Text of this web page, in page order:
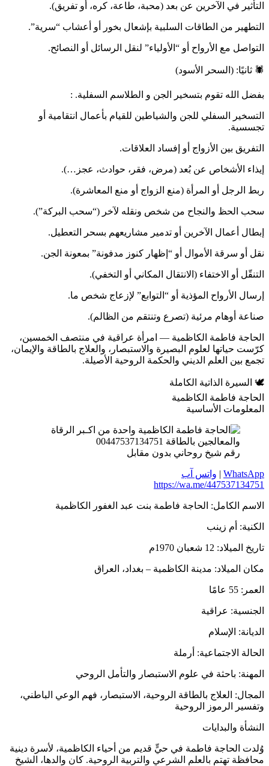
التأثير في الآخرين عن بعد (محبة، طاعة، كره، أو تفريق).
التطهير من الطاقات السلبية بإشعال بخور أو أعشاب “سرية”.
التواصل مع الأرواح أو “الأولياء” لنقل الرسائل أو النصائح.
🕷️ ثانيًا: (السحر الأسود)
بفضل الله تقوم بتسخير الجن و الطلاسم السفلية. :
التسخير السفلي للجن والشياطين للقيام بأعمال انتقامية أو
تجسسية.
التفريق بين الأزواج أو إفساد العلاقات.
إيذاء الأشخاص عن بُعد (مرض، فقر، حوادث، عجز…).
ربط الرجل أو المرأة (منع الزواج أو منع المعاشرة).
سحب الحظ والنجاح من شخص ونقله لآخر (“سحب البركة”).
إبطال أعمال الآخرين أو تدمير مشاريعهم بسحر التعطيل.
نقل أو سرقة الأموال أو “إظهار كنوز مدفونة” بمعونة الجن.
التنقّل أو الاختفاء (الانتقال المكاني أو التخفي).
إرسال الأرواح المؤذية أو “التوابع” لإزعاج شخص ما.
صناعة أوهام مرئية (تصرع وتنتقم من الظالم).
الحاجة فاطمة الكاظمية — امرأة عراقية في منتصف الخمسين،
كرّست حياتها لعلوم البصيرة والاستبصار، والعلاج بالطاقة والإيمان،
تجمع بين العلم الديني والحكمة الروحية الأصيلة.
🕊️ السيرة الذاتية الكاملة
الحاجة فاطمة الكاظمية
المعلومات الأساسية
رقم شيخ روحاني بدون مقابل
WhatsApp
| واتس آب
https://wa.me/447537134751
الاسم الكامل: الحاجة فاطمة بنت عبد الغفور الكاظمية
الكنية: أم زينب
تاريخ الميلاد: 12 شعبان 1970م
مكان الميلاد: مدينة الكاظمية – بغداد، العراق
العمر: 55 عامًا
الجنسية: عراقية
الديانة: الإسلام
الحالة الاجتماعية: أرملة
المهنة: باحثة في علوم الاستبصار والتأمل الروحي
المجال: العلاج بالطاقة الروحية، الاستبصار، فهم الوعي الباطني،
وتفسير الرموز الروحية
النشأة والبدايات
وُلدت الحاجة فاطمة في حيٍّ قديم من أحياء الكاظمية، لأسرة دينية
محافظة تهتم بالعلم الشرعي والتربية الروحية. كان والدها، الشيخ